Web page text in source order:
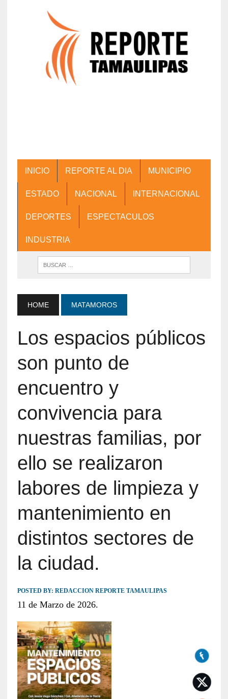
INICIO REPORTE AL DIA MUNICIPIO
ESTADO NACIONAL INTERNACIONAL
DEPORTES ESPECTACULOS
INDUSTRIA
HOME MATAMOROS
Los espacios públicos
son punto de
encuentro y
convivencia para
nuestras familias, por
ello se realizaron
labores de limpieza y
mantenimiento en
distintos sectores de
la ciudad.
POSTED BY: REDACCION REPORTE TAMAULIPAS
11 de Marzo de 2026.